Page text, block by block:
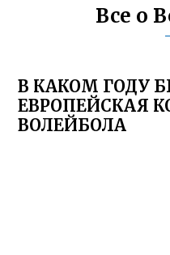
Все о
В КАКОМ ГОДУ
ЕВРОПЕЙСКАЯ
ВОЛЕЙБОЛА